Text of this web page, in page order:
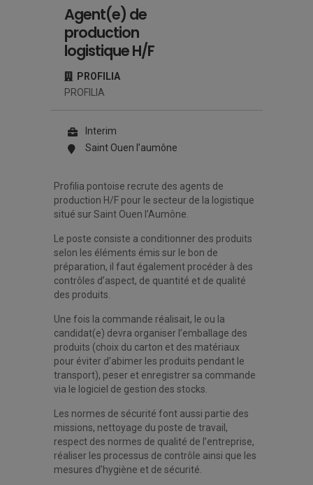
Agent(e) de
production
logistique H/F
PROFILIA
PROFILIA
Interim
Saint Ouen l’aumône
Profilia pontoise recrute des agents de
production H/F pour le secteur de la logistique
situé sur Saint Ouen l’Aumône.
Le poste consiste a conditionner des produits
selon les éléments émis sur le bon de
préparation, il faut également procéder à des
contrôles d’aspect, de quantité et de qualité
des produits.
Une fois la commande réalisait, le ou la
candidat(e) devra organiser l’emballage des
produits (choix du carton et des matériaux
pour éviter d’abimer les produits pendant le
transport), peser et enregistrer sa commande
via le logiciel de gestion des stocks.
Les normes de sécurité font aussi partie des
missions, nettoyage du poste de travail,
respect des normes de qualité de l’entreprise,
réaliser les processus de contrôle ainsi que les
mesures d’hygiène et de sécurité.